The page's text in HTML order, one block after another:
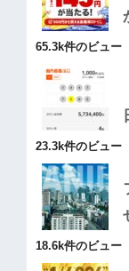
65.3k件のビュー
23.3k件のビュー
18.6k件のビュー